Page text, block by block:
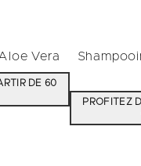
Vera
DE 60
PROFITEZ